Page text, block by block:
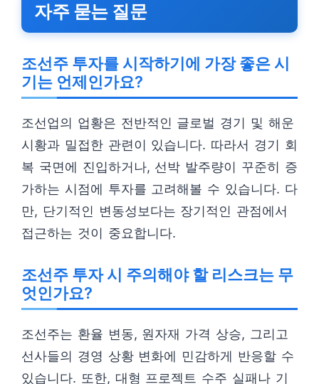
자주 묻는 질문
조선주 투자를 시작하기에 가장 좋은 시
기는 언제인가요?
조선업의 업황은 전반적인 글로벌 경기 및 해운
시황과 밀접한 관련이 있습니다. 따라서 경기 회
복 국면에 진입하거나, 선박 발주량이 꾸준히 증
가하는 시점에 투자를 고려해볼 수 있습니다. 다
만, 단기적인 변동성보다는 장기적인 관점에서
접근하는 것이 중요합니다.
조선주 투자 시 주의해야 할 리스크는 무
엇인가요?
조선주는 환율 변동, 원자재 가격 상승, 그리고
선사들의 경영 상황 변화에 민감하게 반응할 수
있습니다. 또한, 대형 프로젝트 수주 실패나 기